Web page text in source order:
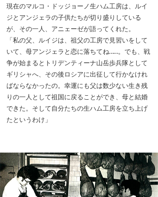
現在のマルコ・ドッジョーノ生ハム工房は、ルイ
ジとアンジェラの子供たちが切り盛りしている
が、その一人、アニェーゼが語ってくれた。
「私の父、ルイジは、祖父の工房で見習いをして
いて、母アンジェラと恋に落ちてね……。でも、戦
争が始まるとトリデンティーナ山岳歩兵隊として
ギリシャへ、その後ロシアに出征して行かなけれ
ばならなかったの。幸運にも父は数少ない生き残
りの一人として祖国に戻ることができ、母と結婚
できた。そして自分たちの生ハム工房を立ち上げ
たというわけ」